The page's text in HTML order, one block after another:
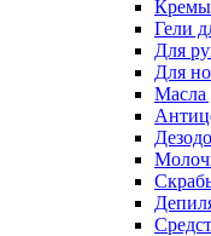
Кремы
Гели
Для
Для
Масла